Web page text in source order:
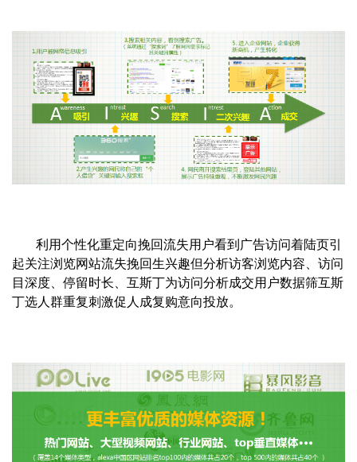
利用个性化重定向挽回流失用户看到广告访问着陆页引
起关注浏览网站流失挽回生兴趣但分析访客浏览内容、访问
目深度、停留时长、互斯丁为访问分析成交用户数据筛互斯
丁选人群重复刺激促人成复购意向投放。